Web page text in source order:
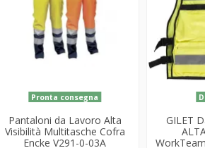
Pronta consegna
Pantaloni da Lavoro Alta
Visibilità Multitasche Cofra
Encke V291-0-03A
GILET